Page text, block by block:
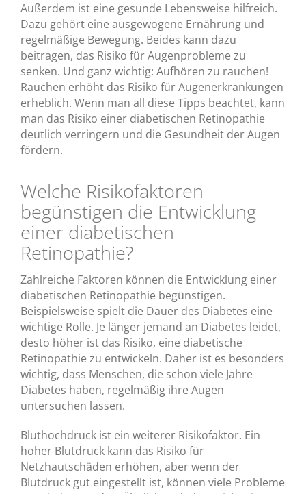
Außerdem ist eine gesunde Lebensweise hilfreich.
Dazu gehört eine ausgewogene Ernährung und
regelmäßige Bewegung. Beides kann dazu
beitragen, das Risiko für Augenprobleme zu
senken. Und ganz wichtig: Aufhören zu rauchen!
Rauchen erhöht das Risiko für Augenerkrankungen
erheblich. Wenn man all diese Tipps beachtet, kann
man das Risiko einer diabetischen Retinopathie
deutlich verringern und die Gesundheit der Augen
fördern.
Welche Risikofaktoren
begünstigen die Entwicklung
einer diabetischen
Retinopathie?
Zahlreiche Faktoren können die Entwicklung einer
diabetischen Retinopathie begünstigen.
Beispielsweise spielt die Dauer des Diabetes eine
wichtige Rolle. Je länger jemand an Diabetes leidet,
desto höher ist das Risiko, eine diabetische
Retinopathie zu entwickeln. Daher ist es besonders
wichtig, dass Menschen, die schon viele Jahre
Diabetes haben, regelmäßig ihre Augen
untersuchen lassen.
Bluthochdruck ist ein weiterer Risikofaktor. Ein
hoher Blutdruck kann das Risiko für
Netzhautschäden erhöhen, aber wenn der
Blutdruck gut eingestellt ist, können viele Probleme